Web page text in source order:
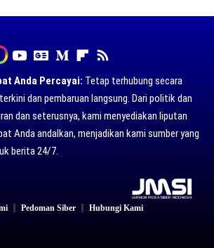
Anda Percayai: Tetap terhubung secara
dan pembaruan langsung. Dari politik dan
dan seterusnya, kami menyediakan liputan
Anda andalkan, menjadikan kami sumber yang
berita 24/7.
Pedoman Siber Hubungi Kami